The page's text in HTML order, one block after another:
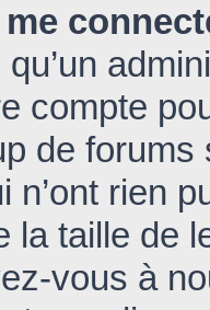
compte
de
n’ont rien
la taille de
vous à